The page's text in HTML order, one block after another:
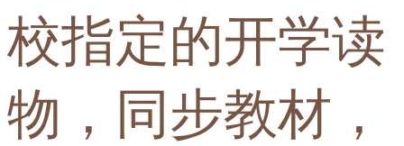
校指定的开学读
物，同步教材，